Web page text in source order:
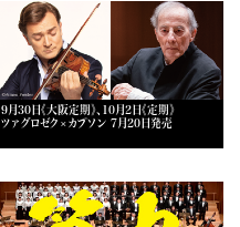
9月30日《大阪定期》、10月2日《定期》
ツァグロゼク×カプソン 7月20日発売